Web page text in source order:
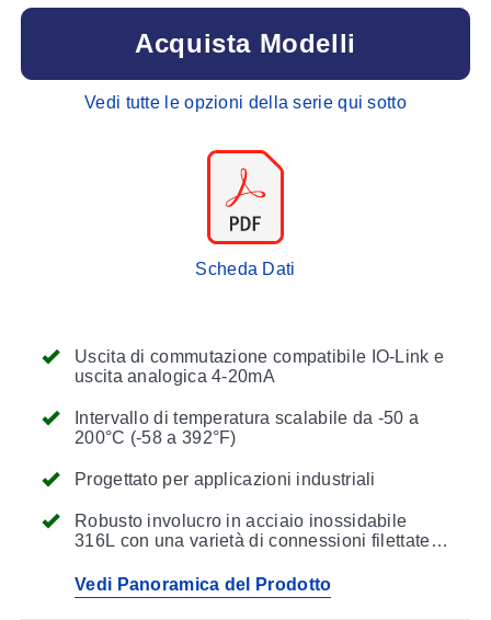
Uscita di commutazione compatibile IO-Link e
uscita analogica 4-20mA
Intervallo di temperatura scalabile da -50 a
200°C (-58 a 392°F)
Progettato per applicazioni industriali
Robusto involucro in acciaio inossidabile
316L con una varietà di connessioni filettate
Vedi Panoramica del Prodotto
Acquista Modelli
Vedi tutte le opzioni della serie qui sotto
Scheda Dati